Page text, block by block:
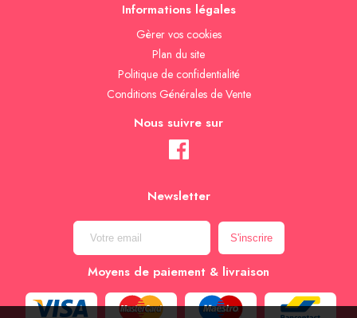
Informations légales
Gèrer vos cookies
Plan du site
Politique de confidentialité
Conditions Générales de Vente
Nous suivre sur
Newsletter
Moyens de paiement & livraison